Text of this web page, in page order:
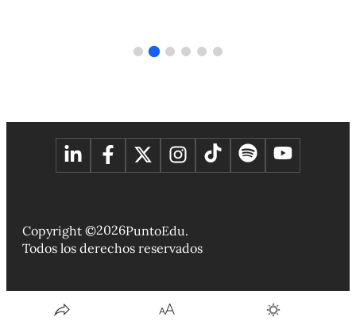
Copyright ©2026PuntoEdu.
Todos los derechos reservados